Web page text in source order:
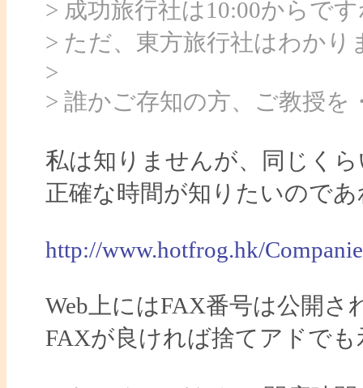
> 成功旅行社は10:00からで
> ただ、東方旅行社はわかり
>
> 誰かご存知の方、ご教授を
私は知りませんが、同じく
正確な時間が知りたいので
http://www.hotfrog.hk/
Web上にはFAX番号は公開
FAXが良ければ捨てアドで